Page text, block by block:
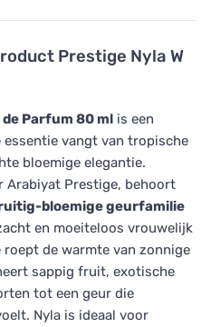
Prestige Nyla W
Parfum 80 ml is een
essentie vangt van tropische
bloemige elegantie.
Arabiyat Prestige, behoort
bloemige geurfamilie
en moeiteloos vrouwelijk
de warmte van zonnige
sappig fruit, exotische
tot een geur die
Nyla is ideaal voor